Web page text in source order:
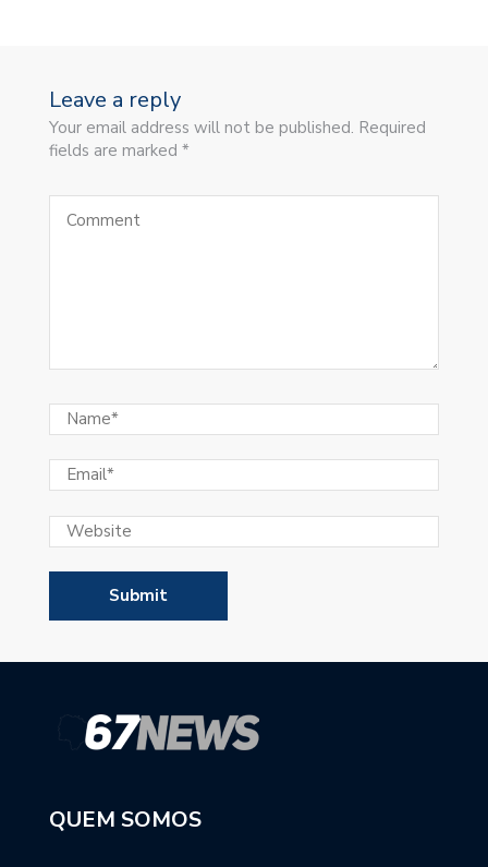
Leave a reply
Your email address will not be published. Required
fields are marked *
QUEM SOMOS